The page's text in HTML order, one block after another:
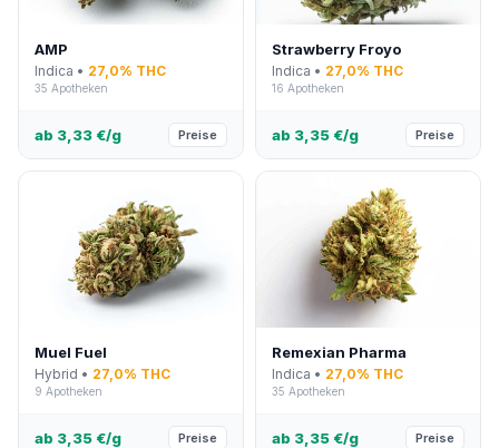
AMP
Indica • 27,0% THC
35 Apotheken
ab 3,33 €/g Preise
Strawberry Froyo
Indica • 27,0% THC
16 Apotheken
ab 3,35 €/g Preise
Muel Fuel
Hybrid • 27,0% THC
9 Apotheken
ab 3,35 €/g Preise
Remexian Pharma
Indica • 27,0% THC
35 Apotheken
ab 3,35 €/g Preise